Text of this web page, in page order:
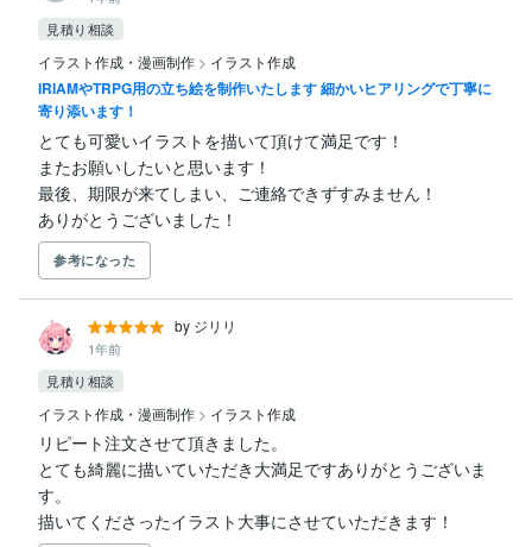
見積り相談
イラスト作成・漫画制作 > イラスト作成
IRIAMやTRPG用の立ち絵を制作いたします 細かいヒアリングで丁寧に
寄り添います！
とても可愛いイラストを描いて頂けて満足です！
またお願いしたいと思います！
最後、期限が来てしまい、ご連絡できずすみません！
ありがとうございました！
参考になった
by ジリリ
1年前
見積り相談
イラスト作成・漫画制作 > イラスト作成
リピート注文させて頂きました。
とても綺麗に描いていただき大満足ですありがとうございま
す。
描いてくださったイラスト大事にさせていただきます！